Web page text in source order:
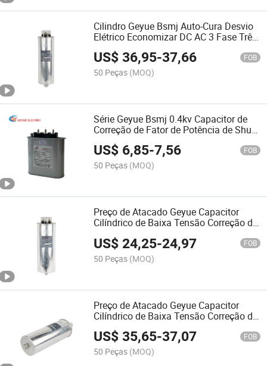
Cilindro Geyue Bsmj Auto-Cura Desvio
Elétrico Economizar DC AC 3 Fase Três
Fase kvar Capacitor de Potência
US$36,95-37,66 FOB
50 Peças (MOQ)
Série Geyue Bsmj 0.4kv Capacitor de
Correção de Fator de Potência de Shunt
de Polipropileno Metalizado Trifásico
MKP com Auto-Restabelecimento
US$ 6,85-7,56 FOB
50 Peças (MOQ)
Preço de Atacado Geyue Capacitor
Cilíndrico de Baixa Tensão Correção do
US$24,25-24,97 FOB
50 Peças (MOQ)
Preço de Atacado Geyue Capacitor
Cilíndrico de Baixa Tensão Correção do
Fator de Potência Bsmj (Y) 0.525-30-3
US$35,65-37,07 FOB
50 Peças (MOQ)